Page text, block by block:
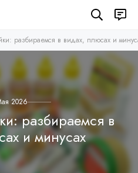
разбираемся в видах, плюсах и
2026
разбираемся в
и минусах